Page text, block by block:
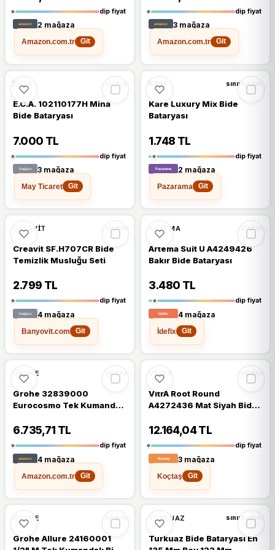
dip fiyat
2 mağaza
Amazon.com.tr
Git
dip fiyat
3 mağaza
Amazon.com.tr
Git
%38 DÜŞTÜ
E.C.A. stokta
E.C.A. 102110177H Mina
Bide Bataryası
7.000 TL
dip fiyat
3 mağaza
May Ticaret
Git
%25 DÜŞTÜ
KARE sınırlı stok
Kare Luxury Mix Bide
Bataryası
1.748 TL
dip fiyat
2 mağaza
Pazarama
Git
%19
CREAVIT stokta
Creavit SF.H707CR Bide
Temizlik Musluğu Seti
2.799 TL
dip fiyat
4 mağaza
Banyovit.com
Git
%13
ARTEMA stokta
Artema Suit U A4249426
Bakır Bide Bataryası
3.480 TL
dip fiyat
4 mağaza
İdefix
Git
%16
GROHE stokta
Grohe 32839000
Eurocosmo Tek Kumandalı
6.735,71 TL
dip fiyat
4 mağaza
Amazon.com.tr
Git
%10
VITRA stokta
VitrA Root Round
A4272436 Mat Siyah Bide
12.164,04 TL
dip fiyat
3 mağaza
Koçtaş
Git
%14
GROHE stokta
Grohe Allure 24160001
%8
TURKUAZ sınırlı stok
Turkuaz Bide Bataryası En